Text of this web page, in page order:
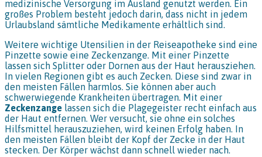
medizinische Versorgung im Ausland genutzt werden. Ein
großes Problem besteht jedoch darin, dass nicht in jedem
Urlaubsland sämtliche Medikamente erhältlich sind.
Weitere wichtige Utensilien in der Reiseapotheke sind eine
Pinzette sowie eine Zeckenzange. Mit einer Pinzette
lassen sich Splitter oder Dornen aus der Haut herausziehen.
In vielen Regionen gibt es auch Zecken. Diese sind zwar in
den meisten Fällen harmlos. Sie können aber auch
schwerwiegende Krankheiten übertragen. Mit einer
Zeckenzange lassen sich die Plagegeister recht einfach aus
der Haut entfernen. Wer versucht, sie ohne ein solches
Hilfsmittel herauszuziehen, wird keinen Erfolg haben. In
den meisten Fällen bleibt der Kopf der Zecke in der Haut
stecken. Der Körper wächst dann schnell wieder nach.